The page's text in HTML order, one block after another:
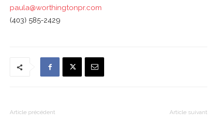
paula@worthingtonpr.com
(403) 585-2429
Article précédent Article suivant